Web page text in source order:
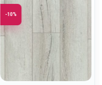
-10%